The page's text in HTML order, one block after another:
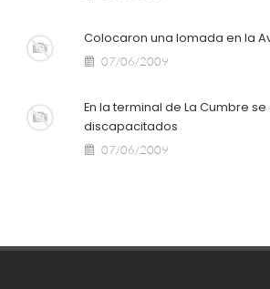
Colocaron una lomada en la
07/06/2009
En la terminal de La Cumbre
discapacitados
07/06/2009